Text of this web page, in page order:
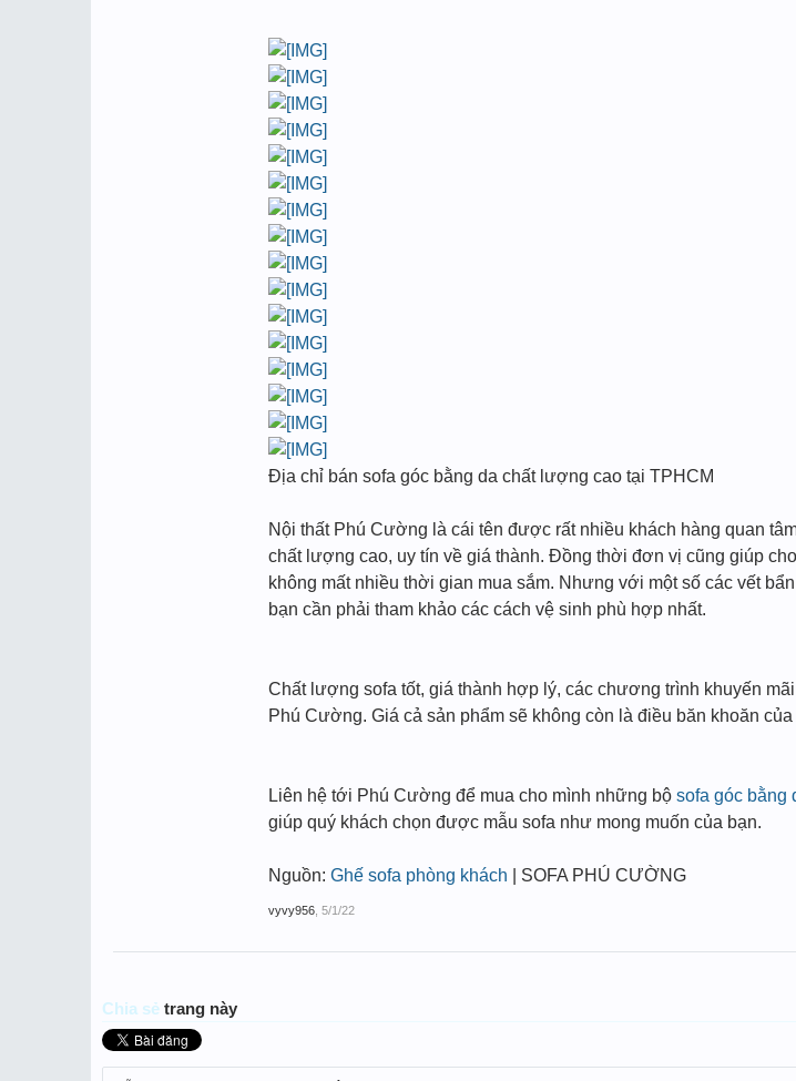
Địa chỉ bán sofa góc bằng da chất lượng cao tại TPHCM
Nội thất Phú Cường là cái tên được rất nhiều khách hàng quan
chất lượng cao, uy tín về giá thành. Đồng thời đơn vị cũng giúp
không mất nhiều thời gian mua sắm. Nhưng với một số các vết
bạn cần phải tham khảo các cách vệ sinh phù hợp nhất.
Chất lượng sofa tốt, giá thành hợp lý, các chương trình khuyến
Phú Cường. Giá cả sản phẩm sẽ không còn là điều băn khoăn
Liên hệ tới Phú Cường để mua cho mình những bộ sofa góc bằng
giúp quý khách chọn được mẫu sofa như mong muốn của bạn.
Nguồn: Ghế sofa phòng khách | SOFA PHÚ CƯỜNG
vyvy956 5/1/22
Chia sẻ trang này